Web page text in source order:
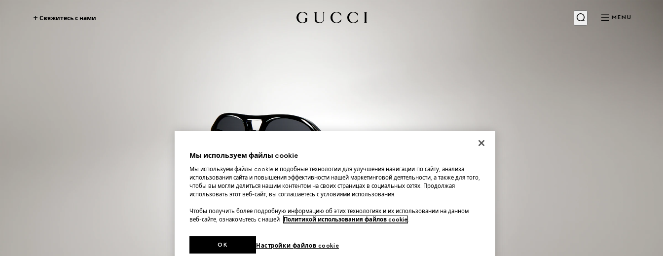
Свяжитесь с нами MENU
Мы используем файлы cookie
Мы используем файлы cookie и подобные технологии для улучшения навигации по сайту, анализа
использования сайта и повышения эффективности нашей маркетинговой деятельности, а также для того,
чтобы вы могли делиться нашим контентом на своих страницах в социальных сетях. Продолжая
использовать этот веб-сайт, вы соглашаетесь с условиями использования.
Чтобы получить более подробную информацию об этих технологиях и их использовании на данном
веб-сайте, ознакомьтесь с нашей
Политикой использования файлов cookie.
Настройки файлов cookie
OK